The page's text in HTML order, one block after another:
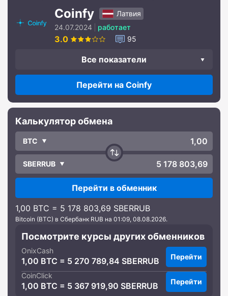
Coinfy
Латвия
24.07.2024
работает
3.0 95
Все показатели
Перейти на Coinfy
Калькулятор обмена
BTC
SBERRUB
Перейти в обменник
1,00 BTC = 5 178 803,69 SBERRUB
Bitcoin (BTC) в Сбербанк RUB на 01:09, 08.08.2026.
Посмотрите курсы других обменников
OnixCash
1,00 BTC = 5 270 789,84 SBERRUB Перейти
CoinClick
1,00 BTC = 5 367 919,90 SBERRUB Перейти